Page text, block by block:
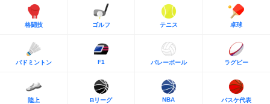
格闘技 ゴルフ テニス 卓球
バドミントン F1 バレーボール ラグビー
陸上 Bリーグ NBA バスケ代表